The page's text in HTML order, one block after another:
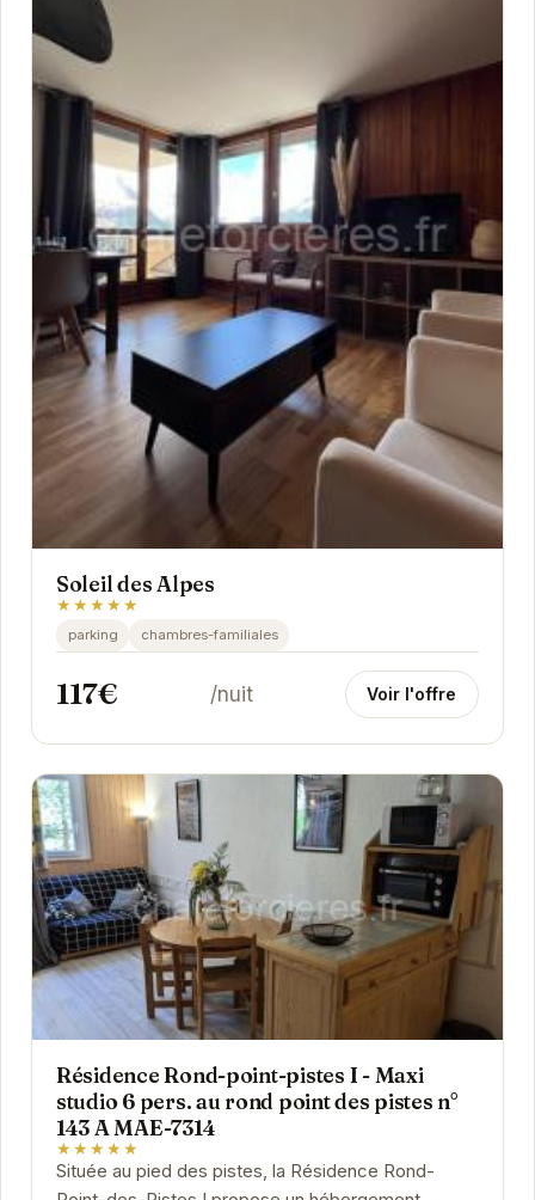
Soleil des Alpes
★★★★★
parking chambres-familiales
117€ /nuit Voir l'offre
Résidence Rond-point-pistes I - Maxi
studio 6 pers. au rond point des pistes n°
143 A MAE-7314
★★★★★
Située au pied des pistes, la Résidence Rond-